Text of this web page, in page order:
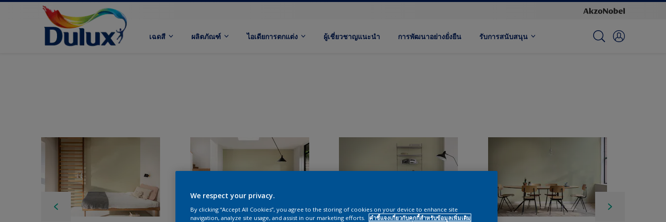
เฉดสี ผลิตภัณฑ์ ไอเดียการตกแต่ง ผู้เชี่ยวชาญแนะนำ การพัฒนาอย่างยั่งยืน รับการสนับสนุน
We respect your privacy.
By clicking “Accept All Cookies”, you agree to the storing of cookies on your device to enhance site
navigation, analyze site usage, and assist in our marketing efforts.
คำชี้แจงเกี่ยวกับคุกกี้สำหรับข้อมูลเพิ่มเติม